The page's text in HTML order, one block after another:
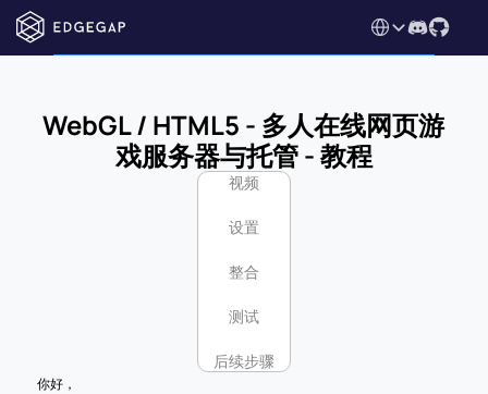
Select Language
WebGL / HTML5 - 多人在线网页游
戏服务器与托管 - 教程
视频
设置
整合
测试
后续步骤
你好，